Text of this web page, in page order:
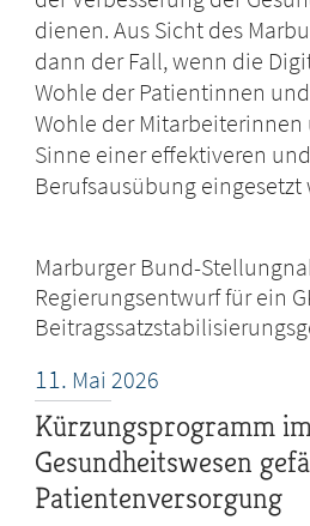
dienen. Aus Sicht des
dann der Fall, wenn die
Wohle der Patientinnen
Wohle der
Sinne einer effektiveren
Berufsausübung eingesetzt
Marburger Bund-
Regierungsentwurf für ein
11. Mai 2026
Kürzungsprogramm
Gesundheitswesen
Patientenversorgung